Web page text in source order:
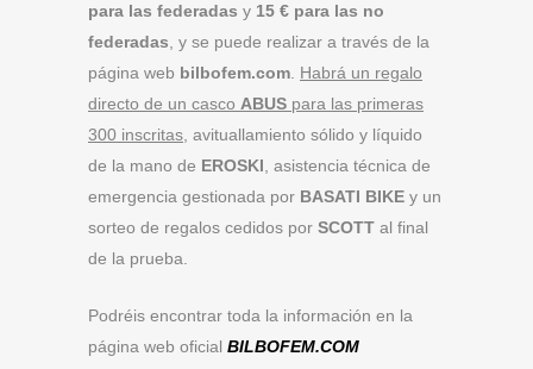
para las federadas y 15 € para las no
federadas , y se puede realizar a través de la
página web bilbofem.com Habrá un regalo
directo de un casco ABUS para las primeras
300 inscritas , avituallamiento sólido y líquido
de la mano de EROSKI , asistencia técnica de
emergencia gestionada por BASATI BIKE y un
sorteo de regalos cedidos por SCOTT al final
de la prueba.
Podréis encontrar toda la información en la
página web oficial BILBOFEM.COM